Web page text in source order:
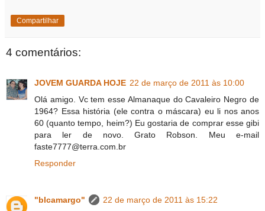
Compartilhar
4 comentários:
JOVEM GUARDA HOJE 22 de março de 2011 às 10:00
Olá amigo. Vc tem esse Almanaque do Cavaleiro Negro de
1964? Essa história (ele contra o máscara) eu li nos anos
60 (quanto tempo, heim?) Eu gostaria de comprar esse gibi
para ler de novo. Grato Robson. Meu e-mail
faste7777@terra.com.br
Responder
"blcamargo"
22 de março de 2011 às 15:22